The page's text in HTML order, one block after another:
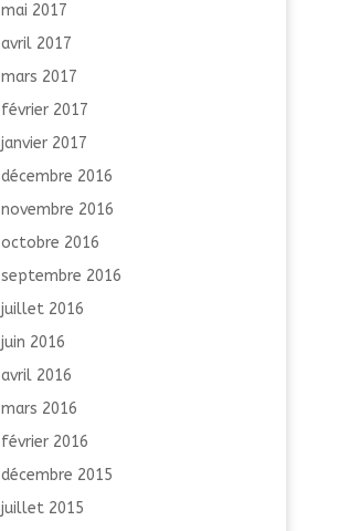
mai 2017
avril 2017
mars 2017
février 2017
janvier 2017
décembre 2016
novembre 2016
octobre 2016
septembre 2016
juillet 2016
juin 2016
avril 2016
mars 2016
février 2016
décembre 2015
juillet 2015